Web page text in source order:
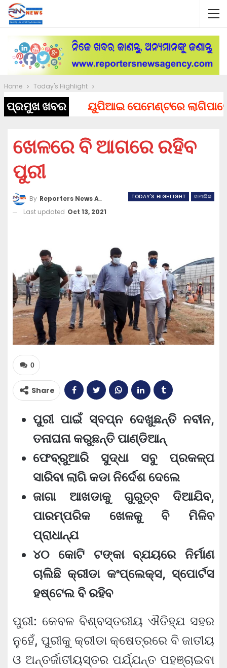
Home Today's Highlight
ପ୍ରମୁଖ ଖବରୟୁପିଆଇ ପେମେଣ୍ଟରେ ଲାଗିପାରେ
ଖେଳରେ ବି ଆଗରେ ରହିବ
ପୁରୀ
TODAY'S HIGHLIGHT ସାମାଜିକ
By Reporters News Agency
Last updated Oct 13, 2021
0
Share
ପୁରୀ ପାଇଁ ସ୍ବପ୍ନ ଦେଖୁଛନ୍ତି ନବୀନ,
ତନାଘନା କରୁଛନ୍ତି ପାଣ୍ଡିଆନ୍
ଫେବ୍ରୁଆରି ସୁଦ୍ଧା ସବୁ ପ୍ରକଳ୍ପ
ସାରିବା ଲାଗି କଡା ନିର୍ଦେଶ ଦେଲେ
ଜାଗା ଆଖଡାକୁ ଗୁରୁତ୍ବ ଦିଆଯିବ,
ପାରମ୍ପରିକ ଖେଳକୁ ବି ମିଳିବ
ପ୍ରାଧାନ୍ଯ
୪୦ କୋଟି ଟଙ୍କା ବ୍ଯୟରେ ନିର୍ମାଣ
ଚାଲିଛି କ୍ରୀଡା କଂପ୍ଲେକ୍ସ, ସ୍ପୋର୍ଟସ
ହଷ୍ଟେଲ ବି ରହିବ
ପୁରୀ: କେବଳ ବିଶ୍ବସ୍ତରୀୟ ଐତିହ୍ଯ ସହର
ନୁହେଁ, ପୁରୀକୁ କ୍ରୀଡା କ୍ଷେତ୍ରରେ ବି ଜାତୀୟ
ଓ ଅନ୍ତର୍ଜାତୀୟସ୍ତର ପର୍ଯ୍ଯନ୍ତ ପହଞ୍ଚାଇବା